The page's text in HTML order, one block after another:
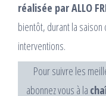
réalisée par ALLO
bientôt, durant la
interventions.
Pour suivre les
abonnez vous à la